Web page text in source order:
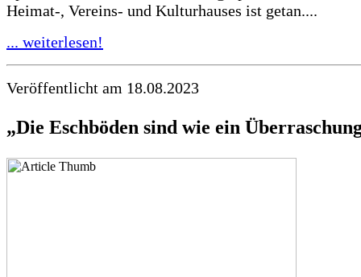
Heimat-, Vereins- und Kulturhauses ist getan....
... weiterlesen!
Veröffentlicht am 18.08.2023
„Die Eschböden sind wie ein